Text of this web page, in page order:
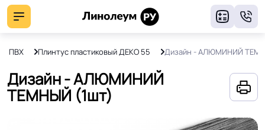
ПВХ Плинтус пластиковый ДЕКО 55 Дизайн - АЛЮМИНИЙ
Дизайн - АЛЮМИНИЙ
ТЕМНЫЙ (1шт)